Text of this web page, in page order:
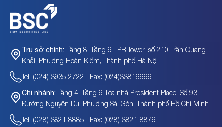
Trụ sở chính: Tầng 8, Tầng 9 LPB Tower, số 210 Trần Quang
Khải, Phường Hoàn Kiếm, Thành phố Hà Nội
Tel: (024) 3935 2722 | Fax: (024)33816699
Chi nhánh: Tầng 4, Tầng 9 Tòa nhà President Place, Số 93
Đường Nguyễn Du, Phường Sài Gòn, Thành phố Hồ Chí Minh
Tel: (028) 3821 8885 | Fax: (028) 3821 8879